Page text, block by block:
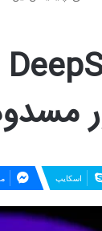
اسکایپ